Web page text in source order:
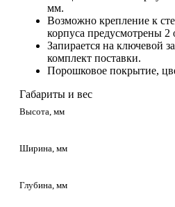
мм.
Возможно крепление к
корпуса предусмотрены 2
Запирается на ключевой
комплект поставки.
Порошковое покрытие,
Габариты и вес
Высота, мм
Ширина, мм
Глубина, мм